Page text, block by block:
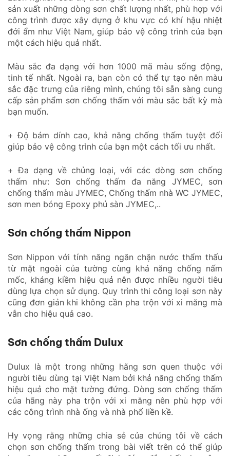
sản xuất những dòng sơn chất lượng nhất, phù hợp với
công trình được xây dựng ở khu vực có khí hậu nhiệt
đới ẩm như Việt Nam, giúp bảo vệ công trình của bạn
một cách hiệu quả nhất.
Màu sắc đa dạng với hơn 1000 mã màu sống động,
tinh tế nhất. Ngoài ra, bạn còn có thể tự tạo nên màu
sắc đặc trưng của riêng mình, chúng tôi sẵn sàng cung
cấp sản phẩm sơn chống thấm với màu sắc bất kỳ mà
bạn muốn.
+ Độ bám dính cao, khả năng chống thấm tuyệt đối
giúp bảo vệ công trình của bạn một cách tối ưu nhất.
+ Đa dạng về chủng loại, với các dòng sơn chống
thấm như: Sơn chống thấm đa năng JYMEC, sơn
chống thấm màu JYMEC, Chống thấm nhà WC JYMEC,
sơn men bóng Epoxy phủ sàn JYMEC,..
Sơn chống thấm Nippon
Sơn Nippon với tính năng ngăn chặn nước thẩm thấu
từ mặt ngoài của tường cùng khả năng chống nấm
mốc, kháng kiềm hiệu quả nên được nhiều người tiêu
dùng lựa chọn sử dụng. Quy trình thi công loại sơn này
cũng đơn giản khi không cần pha trộn với xi măng mà
vẫn cho hiệu quả cao.
Sơn chống thấm Dulux
Dulux là một trong những hãng sơn quen thuộc với
người tiêu dùng tại Việt Nam bởi khả năng chống thấm
hiệu quả cho mặt tường đứng. Dòng sơn chống thấm
của hãng này pha trộn với xi măng nên phù hợp với
các công trình nhà ống và nhà phố liền kề.
Hy vọng rằng những chia sẻ của chúng tôi về cách
chọn sơn chống thấm trong bài viết trên có thể giúp